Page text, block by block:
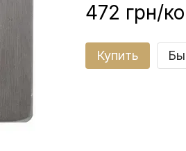
472 грн/
Купить